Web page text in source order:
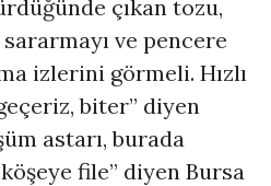
çıkan tozu,
ve pencere
izlerini görmeli. Hızlı
biter” diyen
astarı, burada
file” diyen Bursa